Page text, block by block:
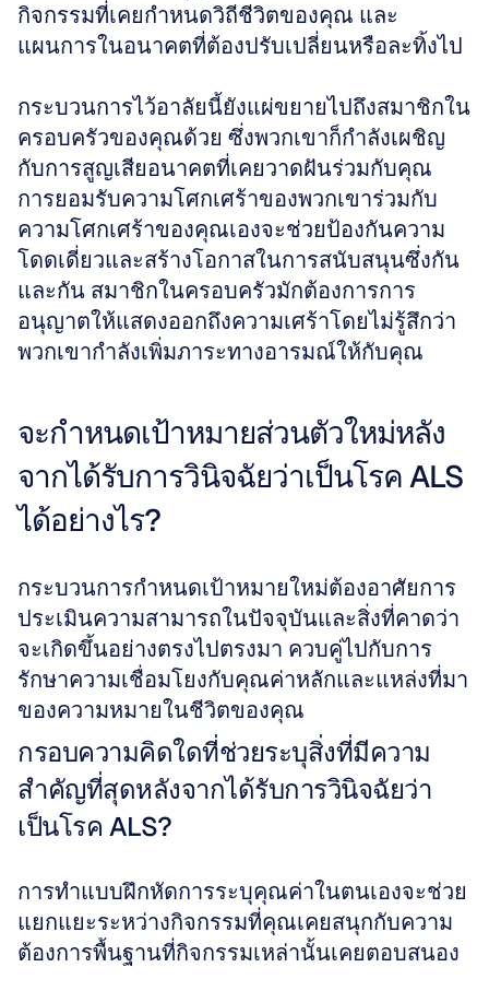
กิจกรรมที่เคยกำหนดวิถีชีวิตของคุณ และ
แผนการในอนาคตที่ต้องปรับเปลี่ยนหรือละทิ้งไป
กระบวนการไว้อาลัยนี้ยังแผ่ขยายไปถึงสมาชิกใน
ครอบครัวของคุณด้วย ซึ่งพวกเขาก็กำลังเผชิญ
กับการสูญเสียอนาคตที่เคยวาดฝันร่วมกับคุณ
การยอมรับความโศกเศร้าของพวกเขาร่วมกับ
ความโศกเศร้าของคุณเองจะช่วยป้องกันความ
โดดเดี่ยวและสร้างโอกาสในการสนับสนุนซึ่งกัน
และกัน สมาชิกในครอบครัวมักต้องการการ
อนุญาตให้แสดงออกถึงความเศร้าโดยไม่รู้สึกว่า
พวกเขากำลังเพิ่มภาระทางอารมณ์ให้กับคุณ
จะกำหนดเป้าหมายส่วนตัวใหม่หลัง
จากได้รับการวินิจฉัยว่าเป็นโรค ALS
ได้อย่างไร?
กระบวนการกำหนดเป้าหมายใหม่ต้องอาศัยการ
ประเมินความสามารถในปัจจุบันและสิ่งที่คาดว่า
จะเกิดขึ้นอย่างตรงไปตรงมา ควบคู่ไปกับการ
รักษาความเชื่อมโยงกับคุณค่าหลักและแหล่งที่มา
ของความหมายในชีวิตของคุณ
กรอบความคิดใดที่ช่วยระบุสิ่งที่มีความ
สำคัญที่สุดหลังจากได้รับการวินิจฉัยว่า
เป็นโรค ALS?
การทำแบบฝึกหัดการระบุคุณค่าในตนเองจะช่วย
แยกแยะระหว่างกิจกรรมที่คุณเคยสนุกกับความ
ต้องการพื้นฐานที่กิจกรรมเหล่านั้นเคยตอบสนอง